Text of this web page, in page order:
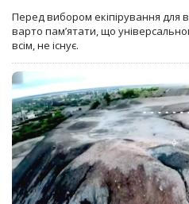
Перед вибором екіпірування для
варто пам’ятати, що
всім, не існує.